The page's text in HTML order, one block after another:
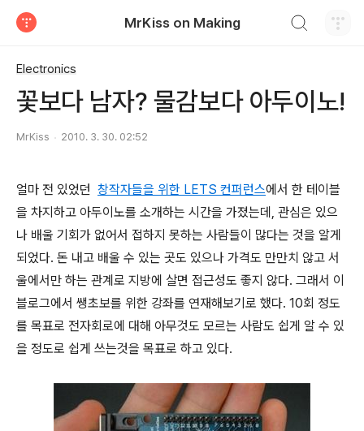
MrKiss on Making
Electronics
꽃보다 남자? 물감보다 아두이노!
MrKiss 2010. 3. 30. 02:52
얼마 전 있었던 창작자들을 위한 LETS 컨퍼런스에서 한 테이블
을 차지하고 아두이노를 소개하는 시간을 가졌는데, 관심은 있으
나 배울 기회가 없어서 접하지 못하는 사람들이 많다는 것을 알게
되었다. 돈 내고 배울 수 있는 곳도 있으나 가격도 만만치 않고 서
울에서만 하는 관계로 지방에 살면 접근성도 좋지 않다. 그래서 이
블로그에서 쌩초보를 위한 강좌를 연재해보기로 했다. 10회 정도
를 목표로 전자회로에 대해 아무것도 모르는 사람도 쉽게 알 수 있
을 정도로 쉽게 쓰는것을 목표로 하고 있다.